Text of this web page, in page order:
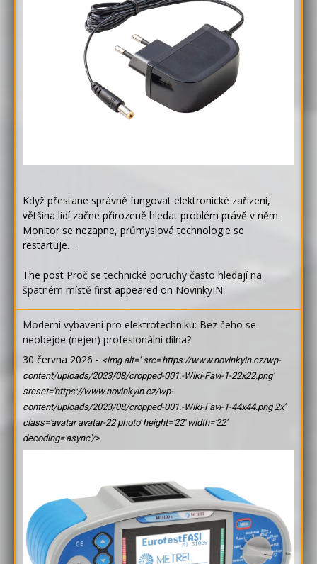
Když přestane správně fungovat elektronické zařízení,
většina lidí začne přirozeně hledat problém právě v něm.
Monitor se nezapne, průmyslová technologie se
restartuje…
The post Proč se technické poruchy často hledají na
špatném místě first appeared on NovinkyIN.
Moderní vybavení pro elektrotechniku: Bez čeho se
neobejde (nejen) profesionální dílna?
30 června 2026 - <img alt='' src='https://www.novinkyin.cz/wp-
content/uploads/2023/08/cropped-001.-Wiki-Favi-1-22x22.png'
srcset='https://www.novinkyin.cz/wp-
content/uploads/2023/08/cropped-001.-Wiki-Favi-1-44x44.png 2x'
class='avatar avatar-22 photo' height='22' width='22'
decoding='async'/>